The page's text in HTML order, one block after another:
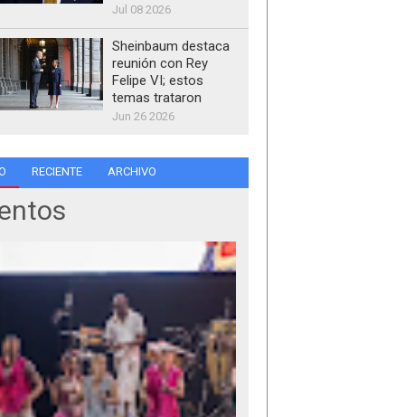
Jul 08 2026
Sheinbaum destaca
reunión con Rey
Felipe VI; estos
temas trataron
Jun 26 2026
RECIENTE ARCHIVO